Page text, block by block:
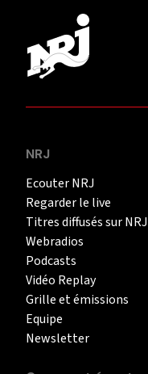
NRJ
Ecouter NRJ
Regarder le live
Titres diffusés sur NRJ
Webradios
Podcasts
Vidéo Replay
Grille et émissions
Equipe
Newsletter